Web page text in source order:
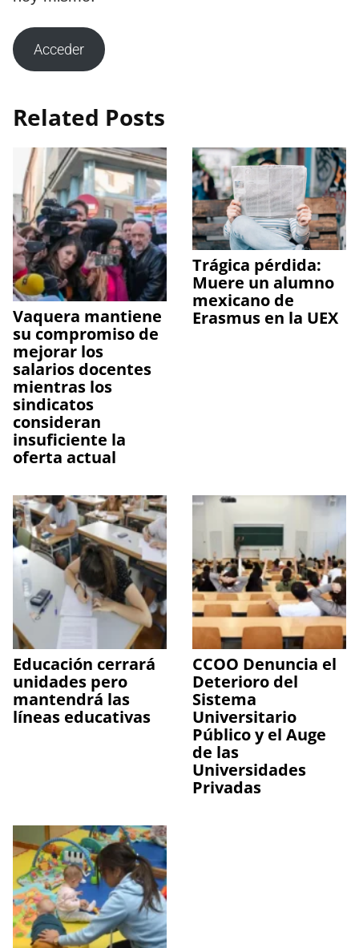
Acceder
Related Posts
Vaquera mantiene
su compromiso de
mejorar los
salarios docentes
mientras los
sindicatos
consideran
insuficiente la
oferta actual
Trágica pérdida:
Muere un alumno
mexicano de
Erasmus en la UEX
Educación cerrará
unidades pero
mantendrá las
líneas educativas
CCOO Denuncia el
Deterioro del
Sistema
Universitario
Público y el Auge
de las
Universidades
Privadas